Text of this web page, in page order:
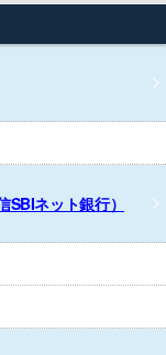
SBIネット銀行）